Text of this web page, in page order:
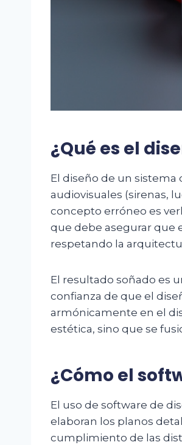
¿Qué es el
El diseño de un sistema
audiovisuales (sirenas,
concepto erróneo es
que debe asegurar que
respetando la
El resultado soñado es
confianza de que el
armónicamente en el
estética, sino que se
¿Cómo el
El uso de software de
elaboran los planos
cumplimiento de las